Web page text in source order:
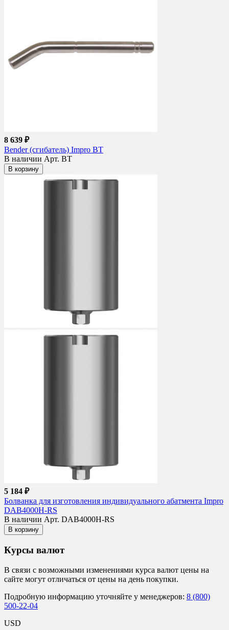
8 639 ₽
Bender (сгибатель) Impro BT
В наличии Арт. BT
В корзину
5 184 ₽
Болванка для изготовления индивидуального абатмента Impro
DAB4000H-RS
В наличии Арт. DAB4000H-RS
В корзину
Курсы валют
В связи с возможными изменениями курса валют цены на
сайте могут отличаться от цены на день покупки.
Подробную информацию уточняйте у менеджеров: 8 (800)
500-22-04
USD